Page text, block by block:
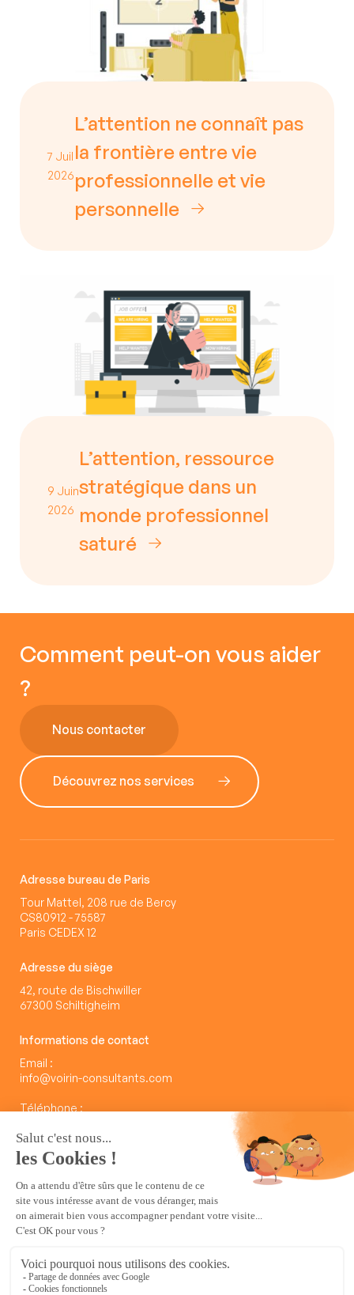
7 Juil
2026
L’attention ne connaît pas
la frontière entre vie
professionnelle et vie
personnelle
9 Juin
2026
L’attention, ressource
stratégique dans un
monde professionnel
saturé
Comment peut-on vous aider
?
Nous contacter
Découvrez nos services
Adresse bureau de Paris
Tour Mattel, 208 rue de Bercy
CS80912 - 75587
Paris CEDEX 12
Adresse du siège
42, route de Bischwiller
67300 Schiltigheim
Informations de contact
Email :
info@voirin-consultants.com
Téléphone :
Nos services
Le Lab des Usages
Nos publications
Rejoignez-nous
Mentions légales